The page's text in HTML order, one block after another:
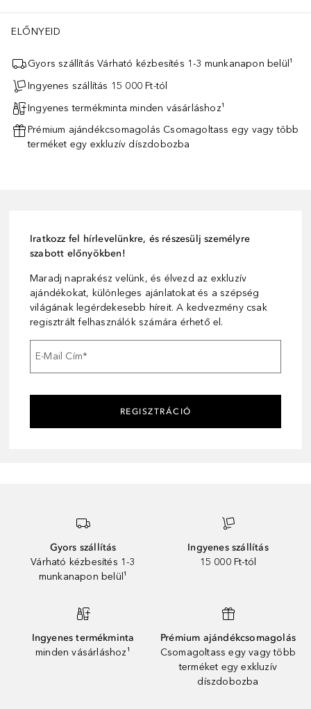
ELŐNYEID
Gyors szállítás Várható kézbesítés 1-3 munkanapon belül¹
Ingyenes szállítás 15 000 Ft-tól
Ingyenes termékminta minden vásárláshoz¹
Prémium ajándékcsomagolás Csomagoltass egy vagy több
terméket egy exkluzív díszdobozba
Iratkozz fel hírlevelünkre, és részesülj személyre
szabott előnyökben!
Maradj naprakész velünk, és élvezd az exkluzív
ajándékokat, különleges ajánlatokat és a szépség
világának legérdekesebb híreit. A kedvezmény csak
regisztrált felhasználók számára érhető el.
E-Mail Cím*
REGISZTRÁCIÓ
Gyors szállítás
Várható kézbesítés 1-3
munkanapon belül¹
Ingyenes szállítás
15 000 Ft-tól
Ingyenes termékminta
minden vásárláshoz¹
Prémium ajándékcsomagolás
Csomagoltass egy vagy több
terméket egy exkluzív
díszdobozba